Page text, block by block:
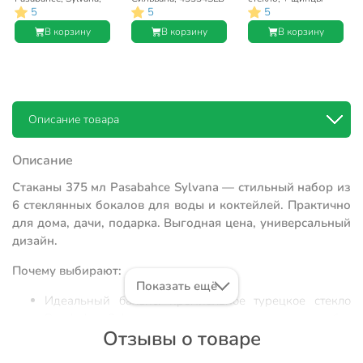
42812B
5
В корзину
5
В корзину
пластиковые,
Pasabahce, 53628B
5
В корзину
Описание товара
Описание
Стаканы 375 мл Pasabahce Sylvana — стильный набор из
6 стеклянных бокалов для воды и коктейлей. Практично
для дома, дачи, подарка. Выгодная цена, универсальный
дизайн.
Почему выбирают:
Идеальный баланс: премиальное турецкое стекло
лишнего веса
Показать ещё
Отзывы о товаре